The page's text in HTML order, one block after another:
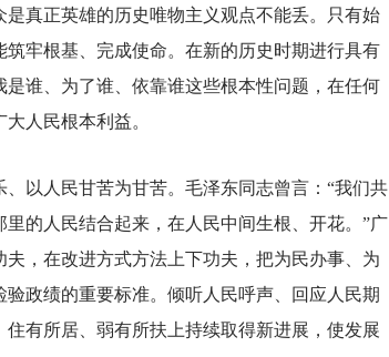
真正英雄的历史唯物主义观点不能丢。只有始
牢根基、完成使命。在新的历史时期进行具有
谁、为了谁、依靠谁这些根本性问题，在任何
人民根本利益。
以人民甘苦为甘苦。毛泽东同志曾言：“我们共
的人民结合起来，在人民中间生根、开花。”广
，在改进方式方法上下功夫，把为民办事、为
政绩的重要标准。倾听人民呼声、回应人民期
有所居、弱有所扶上持续取得新进展，使发展